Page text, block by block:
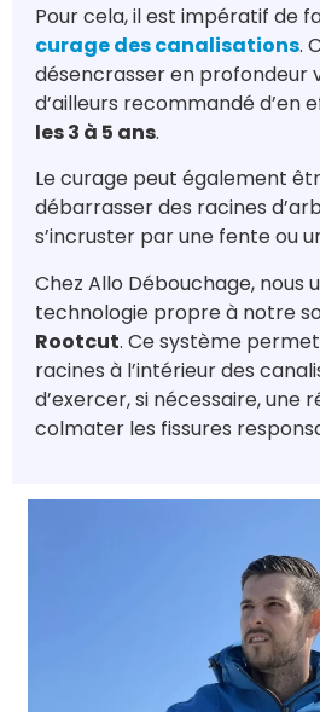
Pour cela, il est impératif de
curage des canalisations.
désencrasser en profondeur
d’ailleurs recommandé d’en
les 3 à 5 ans.
Le curage peut également
débarrasser des racines
s’incruster par une fente ou
Chez Allo Débouchage, nous
technologie propre à notre
Rootcut. Ce système
racines à l’intérieur des
d’exercer, si nécessaire, une
colmater les fissures